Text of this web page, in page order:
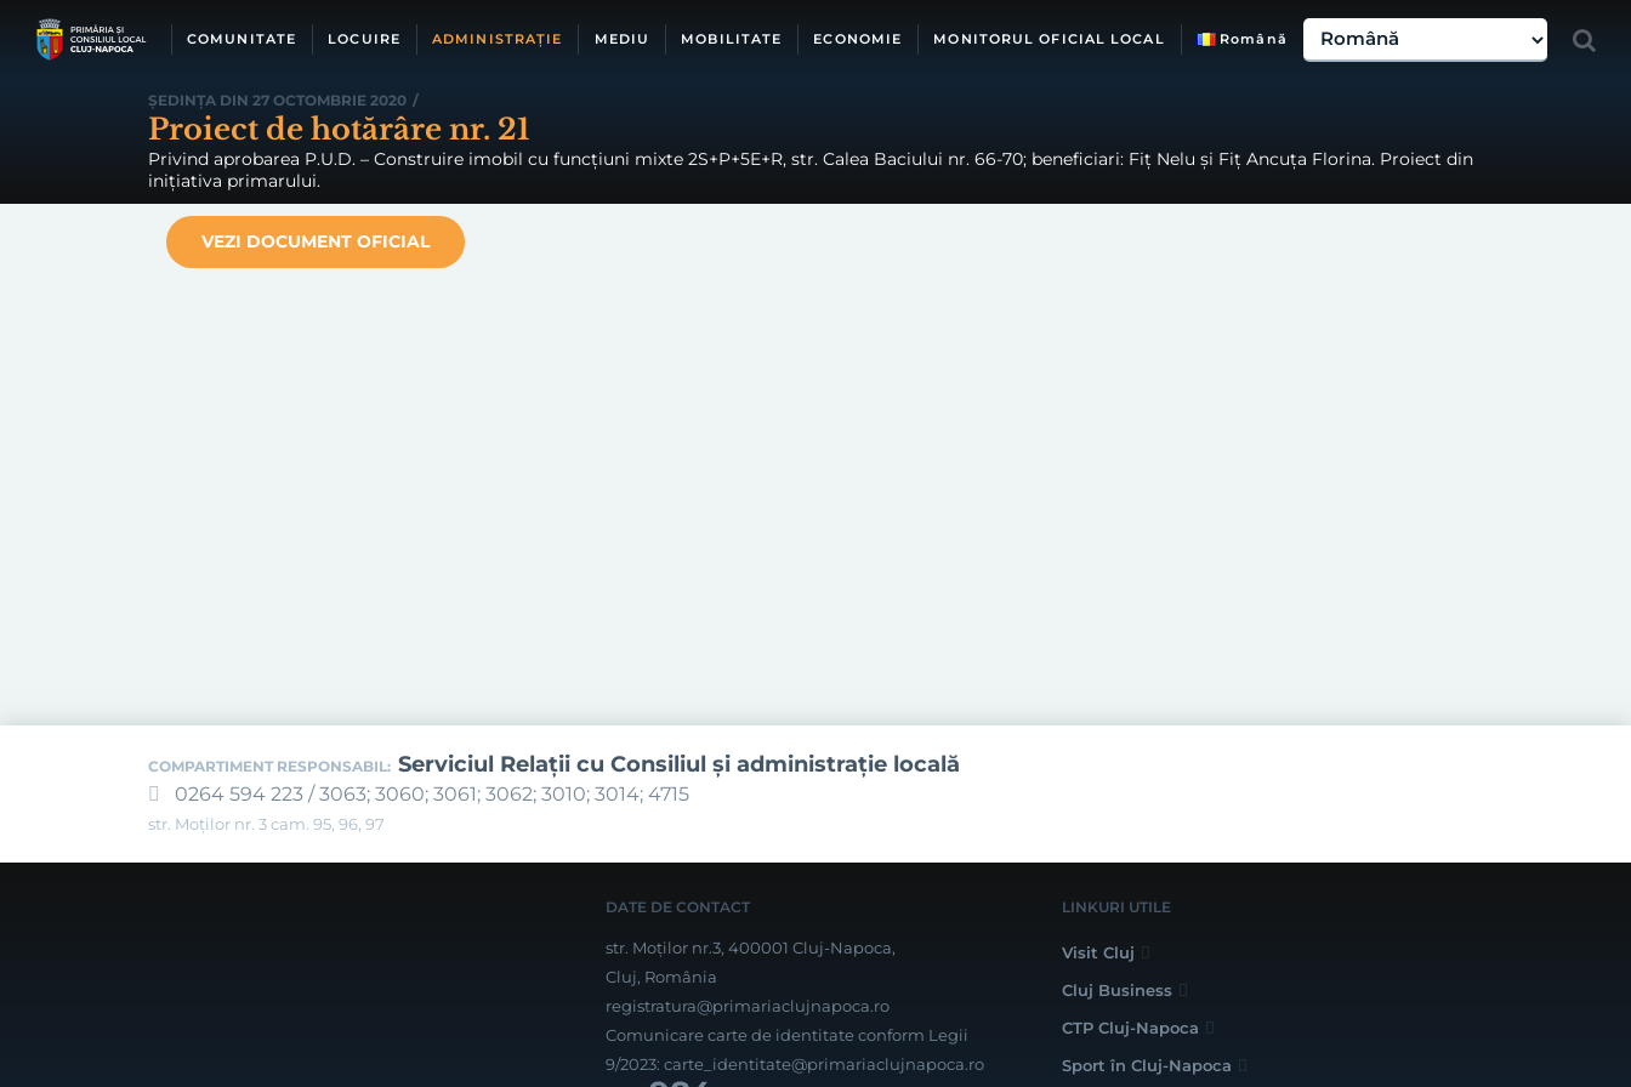
COMUNITATE LOCUIRE ADMINISTRAȚIE MEDIU MOBILITATE ECONOMIE MONITORUL OFICIAL LOCAL Română
ȘEDINȚA DIN 27 OCTOMBRIE 2020 /
Proiect de hotărâre nr. 21
Privind aprobarea P.U.D. – Construire imobil cu funcțiuni mixte 2S+P+5E+R, str. Calea Baciului nr. 66-70; beneficiari: Fiț Nelu și Fiț Ancuța Florina. Proiect din
inițiativa primarului.
VEZI DOCUMENT OFICIAL
COMPARTIMENT RESPONSABIL: Serviciul Relaţii cu Consiliul şi administraţie locală
0264 594 223 / 3063; 3060; 3061; 3062; 3010; 3014; 4715
str. Moților nr. 3 cam. 95, 96, 97
DATE DE CONTACT
str. Moților nr.3, 400001 Cluj-Napoca,
Cluj, România
registratura@primariaclujnapoca.ro
Comunicare carte de identitate conform Legii
9/2023: carte_identitate@primariaclujnapoca.ro
LINKURI UTILE
Visit Cluj
Cluj Business
CTP Cluj-Napoca
Sport în Cluj-Napoca